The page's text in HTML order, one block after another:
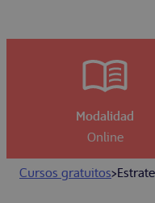
Modalidad
Online
Cursos gratuitos>